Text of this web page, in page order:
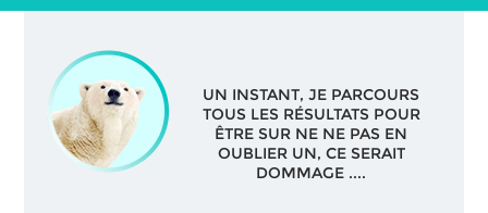
UN INSTANT, JE PARCOURS
TOUS LES RÉSULTATS POUR
ÊTRE SUR NE NE PAS EN
OUBLIER UN, CE SERAIT
DOMMAGE ....